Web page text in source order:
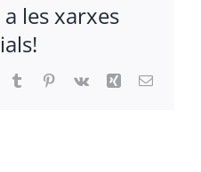
les xarxes
TumblrPinterest
Vk Xing Correo